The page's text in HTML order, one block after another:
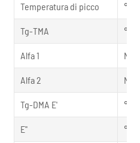
Temperatura di picco ℃
Tg-TMA ℃
Alfa 1
Alfa 2
Tg-DMA E' ℃
E" ℃